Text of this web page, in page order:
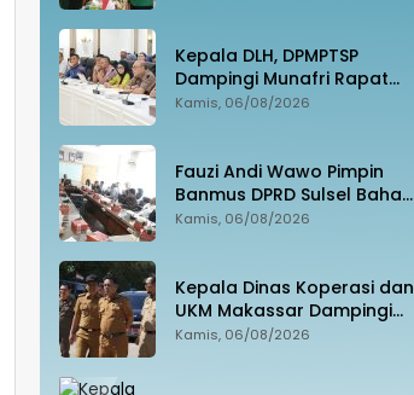
Kepala DLH, DPMPTSP
Dampingi Munafri Rapat
Bersama Kementerian LH,
Kamis, 06/08/2026
Fauzi Andi Wawo Pimpin
Banmus DPRD Sulsel Bahas
Rencana Kerja Tahun 2027
Kamis, 06/08/2026
Kepala Dinas Koperasi dan
UKM Makassar Dampingi
Menko Pangan Tinjau
Kamis, 06/08/2026